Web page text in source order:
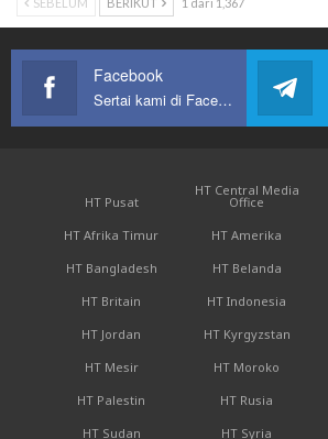
Facebook
Sertai kami di Facebook
HT Pusat
HT Central Media
Office
HT Afrika Timur
HT Amerika
HT Bangladesh
HT Belanda
HT Britain
HT Indonesia
HT Jordan
HT Kyrgyzstan
HT Mesir
HT Moroko
HT Palestin
HT Rusia
HT Sudan
HT Syria